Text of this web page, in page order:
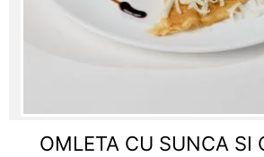
OMLETA CU SUNCA SI